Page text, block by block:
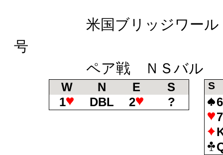
米国ブリッジワールド
号
ペア戦 ＮＳバル
W N E
S
1
DBL 2 ?
S